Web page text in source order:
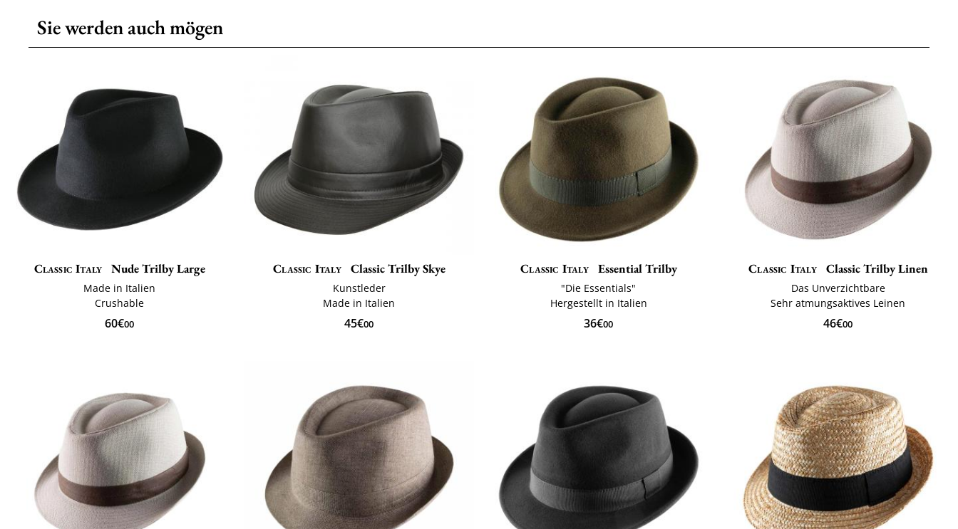
Sie werden auch mögen
Classic Italy Nude Trilby Large
Made in Italien
Crushable
60€00
Classic Italy Classic Trilby Skye
Kunstleder
Made in Italien
45€00
Classic Italy Essential Trilby
"Die Essentials"
Hergestellt in Italien
36€00
Classic Italy Classic Trilby Linen
Das Unverzichtbare
Sehr atmungsaktives Leinen
46€00